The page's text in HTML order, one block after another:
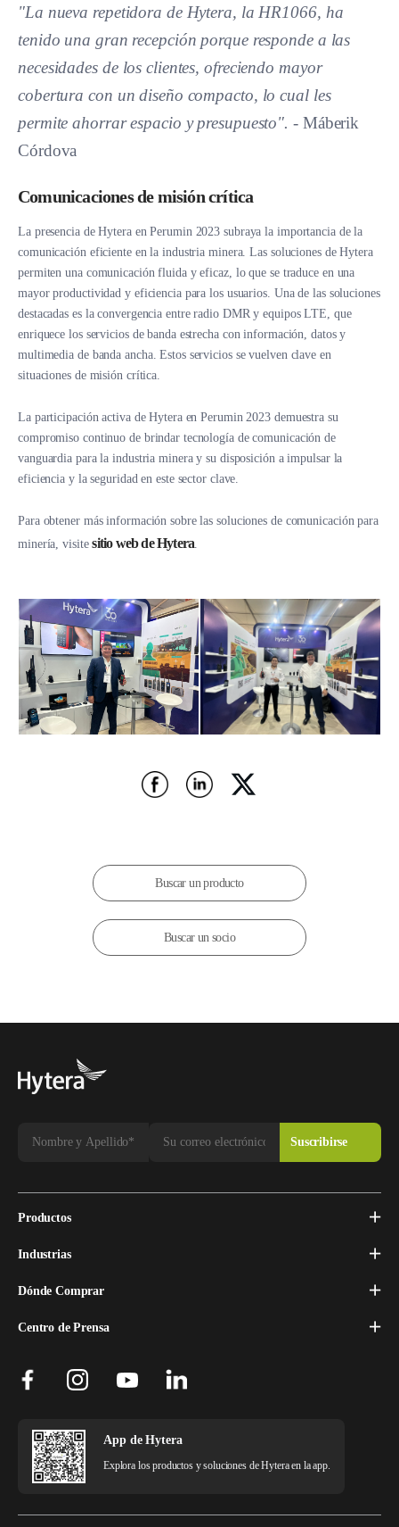
"La nueva repetidora de Hytera, la HR1066, ha
tenido una gran recepción porque responde a las
necesidades de los clientes, ofreciendo mayor
cobertura con un diseño compacto, lo cual les
permite ahorrar espacio y presupuesto". - Máberik
Córdova
Comunicaciones de misión crítica
La presencia de Hytera en Perumin 2023 subraya la importancia de la
comunicación eficiente en la industria minera. Las soluciones de Hytera
permiten una comunicación fluida y eficaz, lo que se traduce en una
mayor productividad y eficiencia para los usuarios. Una de las soluciones
destacadas es la convergencia entre radio DMR y equipos LTE, que
enriquece los servicios de banda estrecha con información, datos y
multimedia de banda ancha. Estos servicios se vuelven clave en
situaciones de misión crítica.
La participación activa de Hytera en Perumin 2023 demuestra su
compromiso continuo de brindar tecnología de comunicación de
vanguardia para la industria minera y su disposición a impulsar la
eficiencia y la seguridad en este sector clave.
Para obtener más información sobre las soluciones de comunicación para
minería, visitesitio web de Hytera.
Buscar un producto
Buscar un socio
Productos
Industrias
Dónde Comprar
Centro de Prensa
App de Hytera
Explora los productos y soluciones de Hytera en la app.